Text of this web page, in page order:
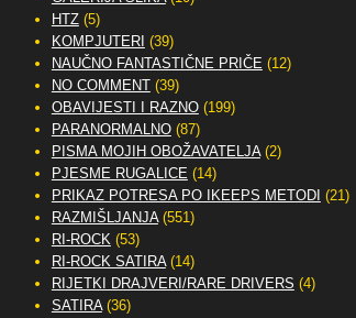
HTZ(5)
KOMPJUTERI (39)
NAUČNO FANTASTIČNE PRIČE (12)
NO COMMENT(39)
OBAVIJESTI I RAZNO(199)
PARANORMALNO(87)
PISMA MOJIH OBOŽAVATELJA(2)
PJESME RUGALICE (14)
PRIKAZ POTRESA PO IKEEPS METODI (21)
RAZMIŠLJANJA(551)
RI-ROCK(53)
RI-ROCK SATIRA(14)
RIJETKI DRAJVERI/RARE DRIVERS (4)
SATIRA(36)